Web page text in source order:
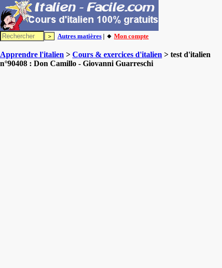
Autres matières | 🔸 Mon compte
Apprendre l'italien > Cours & exercices d'italien > test d'italien
n°90408 : Don Camillo - Giovanni Guarreschi